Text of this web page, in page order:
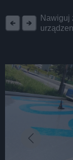
Nawiguj